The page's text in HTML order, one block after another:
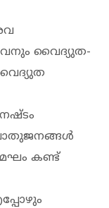
വൈദ്യുത-
കണ്ട്